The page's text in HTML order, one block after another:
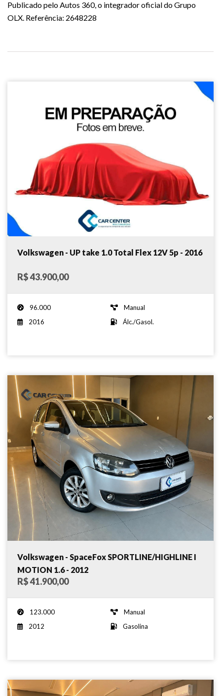
Publicado pelo Autos 360, o integrador oficial do Grupo
OLX. Referência: 2648228
Volkswagen - UP take 1.0 Total Flex 12V 5p - 2016
R$ 43.900,00
96.000
Manual
2016
Álc./Gasol.
Volkswagen - SpaceFox SPORTLINE/HIGHLINE I
MOTION 1.6 - 2012
R$ 41.900,00
123.000
Manual
2012
Gasolina